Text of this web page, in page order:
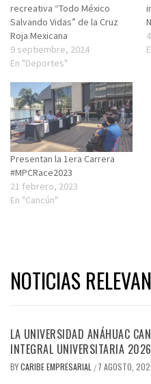
recreativa “Todo México
Salvando Vidas” de la Cruz
Roja Mexicana
9 septiembre, 2024
En "Deportes"
Presentan la 1era Carrera
#MPCRace2023
21 febrero, 2023
En "Cancún"
NOTICIAS
LA UNIVERSIDAD ANÁHUAC
INTEGRAL UNIVERSITARIA 2026
BYCARIBE EMPRESARIAL / 7 AGOSTO,